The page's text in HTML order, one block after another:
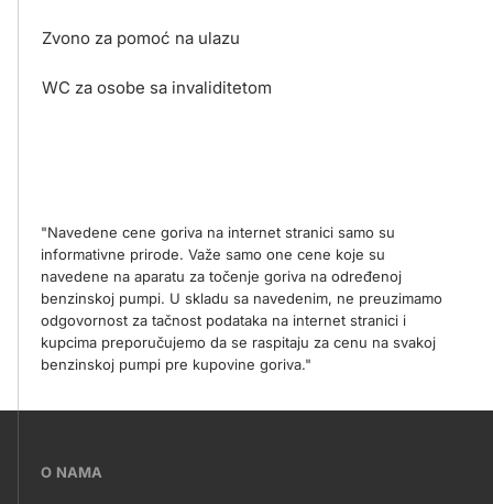
Zvono za pomoć na ulazu
WC za osobe sa invaliditetom
"Navedene cene goriva na internet stranici samo su
informativne prirode. Važe samo one cene koje su
navedene na aparatu za točenje goriva na određenoj
benzinskoj pumpi. U skladu sa navedenim, ne preuzimamo
odgovornost za tačnost podataka na internet stranici i
kupcima preporučujemo da se raspitaju za cenu na svakoj
benzinskoj pumpi pre kupovine goriva."
???O NAMA